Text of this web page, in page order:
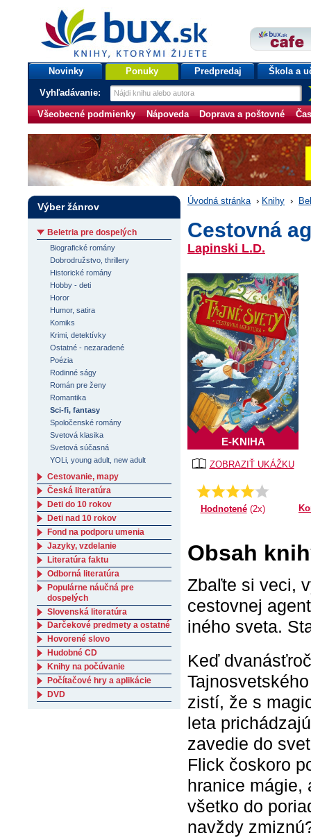
bux.sk
knihy, ktorými žijete
Úvodná stránka
Novinky Ponuky Predpredaj Škola a
Vyhľadávanie:
Všeobecné podmienky Nápoveda Doprava a poštovné
Úvodná stránka › Knihy ›
Cestovná
Lapinski L.D.
ZOBRAZIŤ UKÁŽKU
E-KNIHA
Priemer:
4.5
Hodnotené(2x)
Obsah
Zbaľte si veci,
cestovnej
iného sveta.
Keď
zistí, že s
leta
zavedie do
Flick čoskoro
hranice mágie,
všetko do
navždy
Výber žánrov
Beletria pre dospelých
Biografické romány
Dobrodružstvo, thrillery
Historické romány
Hobby - deti
Horor
Humor, satira
Komiks
Krimi, detektívky
Ostatné - nezaradené
Poézia
Rodinné ságy
Román pre ženy
Romantika
Sci-fi, fantasy
Spoločenské romány
Svetová klasika
Svetová súčasná
YOLi, young adult, new adult
Cestovanie, mapy
Česká literatúra
Deti do 10 rokov
Deti nad 10 rokov
Fond na podporu umenia
Jazyky, vzdelanie
Literatúra faktu
Odborná literatúra
Populárne náučná pre
dospelých
Slovenská literatúra
Darčekové predmety a ostatné
Hovorené slovo
Hudobné CD
Knihy na počúvanie
Počítačové hry a aplikácie
DVD